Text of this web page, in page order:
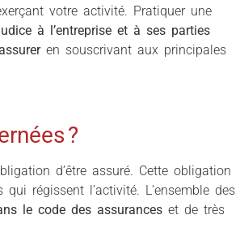
votre activité. Pratiquer une
à l’entreprise et à ses parties
en souscrivant aux principales
?
d’être assuré. Cette obligation
régissent l’activité. L’ensemble des
le code des assurances et de très